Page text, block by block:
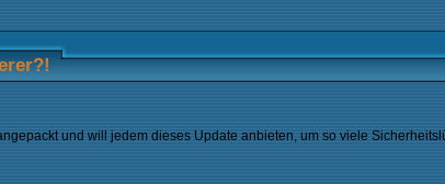
und will jedem dieses Update anbieten, um so viele